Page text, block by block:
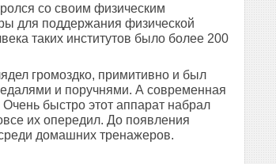
со своим физическим
для поддержания физической
таких институтов было более 200
громоздко, примитивно и был
и поручнями. А современная
быстро этот аппарат набрал
их опередил. До появления
домашних тренажеров.